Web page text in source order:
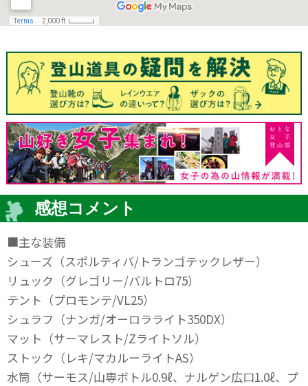
感想コメント
■主な装備
シューズ（スポルティバ/トランゴテックレザー）
リュック（グレゴリー/バルトロ75）
テント（プロモンテ/VL25）
シュラフ（ナンガ/オーロラライト350DX）
マット（サーマレスト/Zライトソル）
ストック（レキ/マカルーライトAS）
水筒（サーモス/山専ボトル0.9ℓ、ナルゲン広口1.0ℓ、プ